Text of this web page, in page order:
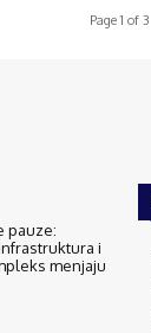
Page 1 of 3
pauze:
i
menjaju